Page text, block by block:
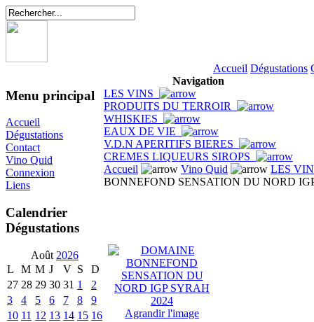
Accueil Dégustations
Menu principal
Accueil
Dégustations
Contact
Vino Quid
Connexion
Liens
Calendrier
Dégustations
Août 2026
L
M M J V S
D
27 28 29 30 31 1
2
3
4 5 6 7 8
9
10 11 12 13 14 15 16
Navigation
LES VINS
PRODUITS DU TERROIR
WHISKIES
EAUX DE VIE
V.D.N APERITIFS BIERES
CREMES LIQUEURS SIROPS
Accueil
Vino Quid
LES
BONNEFOND SENSATION DU NORD
Agrandir l'image